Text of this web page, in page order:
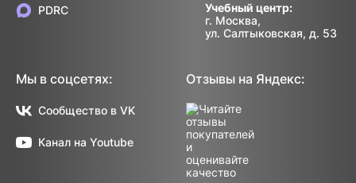
Учебный центр:
г. Москва,
ул. Салтыковская, д. 53
PDRC
Мы в соцсетях:
Сообщество в VK
Канал на Youtube
Отзывы на Яндекс: